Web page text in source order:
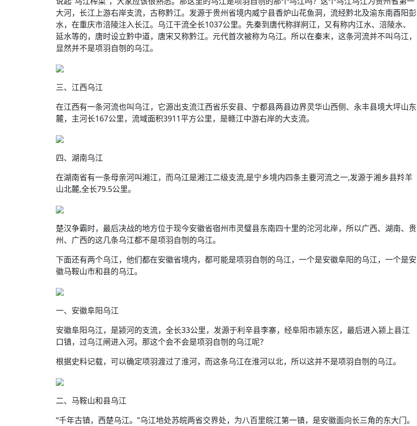
大河，长江上游右岸支流，古称黔江。发源于贵州省境内威宁县香炉山花鱼洞，流经黔北及渝东南酉阳彭
水，在重庆市涪陵注入长江。乌江干流全长1037公里。先秦到唐代称牂牁江，又有称内江水、涪陵水、
延水等的，唐时设立黔中道，唐宋又称黔江。元代首次被称为乌江。所以在秦末，这条河流并不叫乌江，
显然并不是项羽自刎的乌江。
三、江西乌江
在江西有一条河流也叫乌江，它源出支流江西省乐安县、宁都县两县边界灵华山西侧、永丰县境大坪山东
麓，主河长167公里，流域面积3911平方公里，是赣江中游右岸的大支流。
四、湖南乌江
在湖南省有一条母亲河叫湘江，而乌江是湘江二级支流,是宁乡境内四条主要河流之一,发源于湘乡县羚羊
山北麓,全长79.5公里。
楚汉争霸时，最后决战的地方位于现今安徽省宿州市灵璧县东南四十里的沱河北岸，所以广西、湖南、贵
州、广西的这几条乌江都不是项羽自刎的乌江。
下面还有两个乌江，他们都在安徽省境内，都可能是项羽自刎的乌江，一个是安徽阜阳的乌江，一个是安
徽马鞍山市和县的乌江。
一、安徽阜阳乌江
安徽阜阳乌江，是颍河的支流，全长33公里，发源于利辛县李寨，经阜阳市颍东区，最后进入颍上县江
口镇，过乌江闸进入河。那这个会不会是项羽自刎的乌江呢？
根据史料记载，可以确定项羽渡过了淮河，而这条乌江在淮河以北，所以这并不是项羽自刎的乌江。
二、马鞍山和县乌江
“千年古镇，西楚乌江。”乌江地处苏皖两省交界处，为八百里皖江第一镇，是安徽面向长三角的东大门。